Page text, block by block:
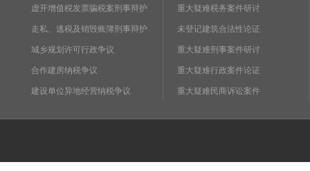
虚开增值税发票骗税案刑事辩护
走私、逃税及销毁账簿刑事辩护
城乡规划许可行政争议
合作建房纳税争议
建设单位异地经营纳税争议
重大疑难税务案件研讨
未登记建筑合法性论证
重大疑难刑事案件研讨
重大疑难行政案件论证
重大疑难民商诉讼案件